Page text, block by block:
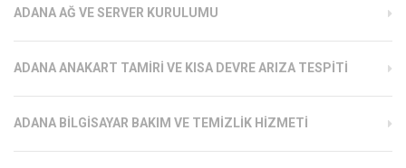
ADANA AĞ VE SERVER KURULUMU
ADANA ANAKART TAMIRI VE KISA DEVRE ARIZA TESPITI
ADANA BILGISAYAR BAKIM VE TEMIZLIK HIZMETI